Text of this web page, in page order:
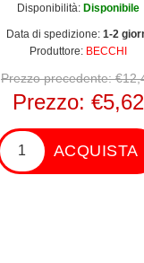
Disponibilità: Disponibile
Data di spedizione: 1-2
Produttore: BECCHI
Prezzo precedente:
Prezzo: €5,62
ACQUISTA